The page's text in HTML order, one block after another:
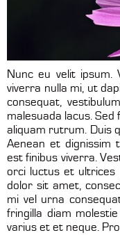
Nunc eu velit ipsum.
viverra nulla mi, ut
consequat,
malesuada lacus.
aliquam rutrum. Duis
Aenean et dignissim
est finibus viverra.
orci luctus et ultrices
dolor sit amet,
mi vel urna
fringilla diam
varius et et neque.